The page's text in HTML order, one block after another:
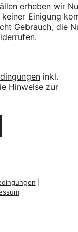
erheben wir
Einigung
Gebrauch, die
inkl.
Hinweise zur